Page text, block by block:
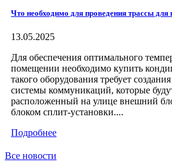
Что необходимо для проведения трассы для
13.05.2025
Для обеспечения оптимального
помещении необходимо купить
такого оборудования требует
системы коммуникаций, которые
расположенный на улице внешний
блоком сплит-установки....
Подробнее
Все новости